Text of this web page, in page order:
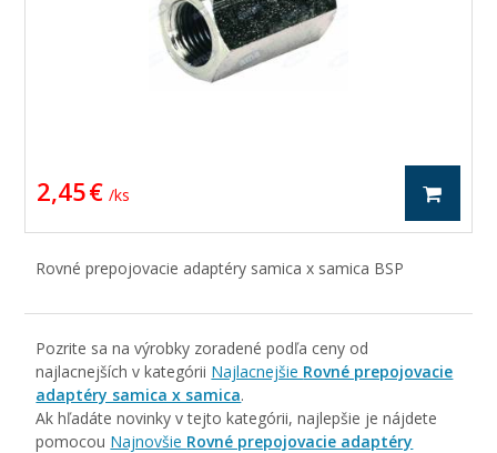
2,45 € / ks
Rovné prepojovacie adaptéry samica x samica BSP
Pozrite sa na výrobky zoradené podľa ceny od
najlacnejších v kategórii Najlacnejšie Rovné prepojovacie
adaptéry samica x samica.
Ak hľadáte novinky v tejto kategórii, najlepšie je nájdete
pomocou Najnovšie Rovné prepojovacie adaptéry